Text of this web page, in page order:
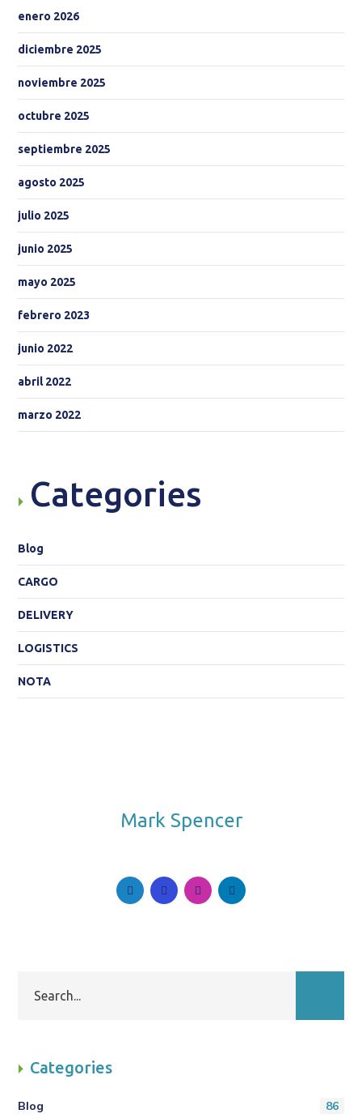
enero 2026
diciembre 2025
noviembre 2025
octubre 2025
septiembre 2025
agosto 2025
julio 2025
junio 2025
mayo 2025
febrero 2023
junio 2022
abril 2022
marzo 2022
Categories
Blog
CARGO
DELIVERY
LOGISTICS
NOTA
Mark Spencer
Categories
Blog 86